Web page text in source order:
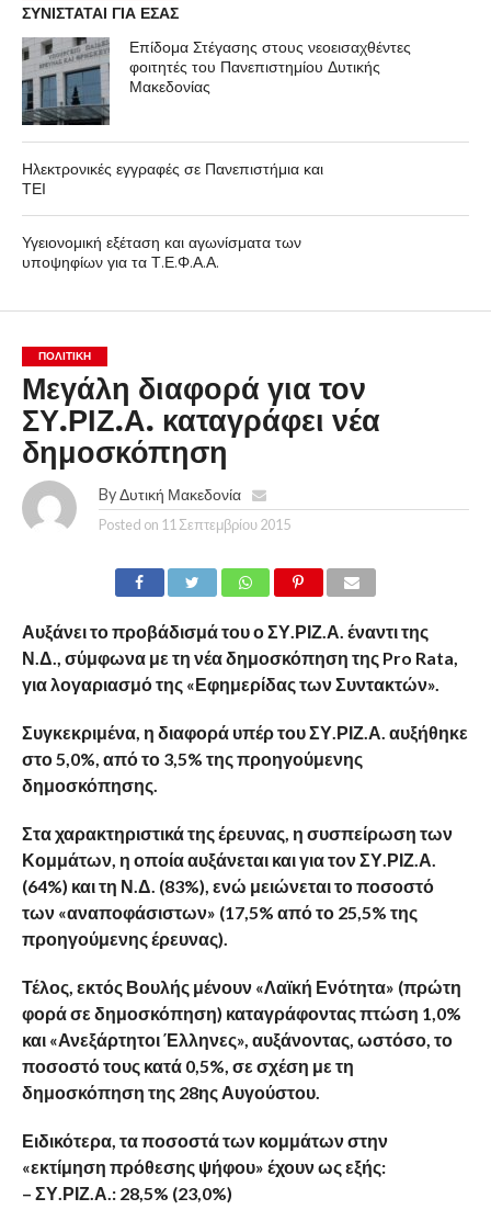
ΣΥΝΙΣΤΑΤΑΙ ΓΙΑ ΕΣΑΣ
Επίδομα Στέγασης στους νεοεισαχθέντες
φοιτητές του Πανεπιστημίου Δυτικής
Μακεδονίας
Ηλεκτρονικές εγγραφές σε Πανεπιστήμια και
ΤΕΙ
Υγειονομική εξέταση και αγωνίσματα των
υποψηφίων για τα Τ.Ε.Φ.Α.Α.
ΠΟΛΙΤΙΚΉ
Μεγάλη διαφορά για τον
ΣΥ.ΡΙΖ.Α. καταγράφει νέα
δημοσκόπηση
By Δυτική Μακεδονία
Posted on 11 Σεπτεμβρίου 2015
Αυξάνει το προβάδισμά του ο ΣΥ.ΡΙΖ.Α. έναντι της
Ν.Δ., σύμφωνα με τη νέα δημοσκόπηση της Pro Rata,
για λογαριασμό της «Εφημερίδας των Συντακτών».
Συγκεκριμένα, η διαφορά υπέρ του ΣΥ.ΡΙΖ.Α. αυξήθηκε
στο 5,0%, από το 3,5% της προηγούμενης
δημοσκόπησης.
Στα χαρακτηριστικά της έρευνας, η συσπείρωση των
Κομμάτων, η οποία αυξάνεται και για τον ΣΥ.ΡΙΖ.Α.
(64%) και τη Ν.Δ. (83%), ενώ μειώνεται το ποσοστό
των «αναποφάσιστων» (17,5% από το 25,5% της
προηγούμενης έρευνας).
Τέλος, εκτός Βουλής μένουν «Λαϊκή Ενότητα» (πρώτη
φορά σε δημοσκόπηση) καταγράφοντας πτώση 1,0%
και «Ανεξάρτητοι Έλληνες», αυξάνοντας, ωστόσο, το
ποσοστό τους κατά 0,5%, σε σχέση με τη
δημοσκόπηση της 28ης Αυγούστου.
Ειδικότερα, τα ποσοστά των κομμάτων στην
«εκτίμηση πρόθεσης ψήφου» έχουν ως εξής:
– ΣΥ.ΡΙΖ.Α.: 28,5% (23,0%)